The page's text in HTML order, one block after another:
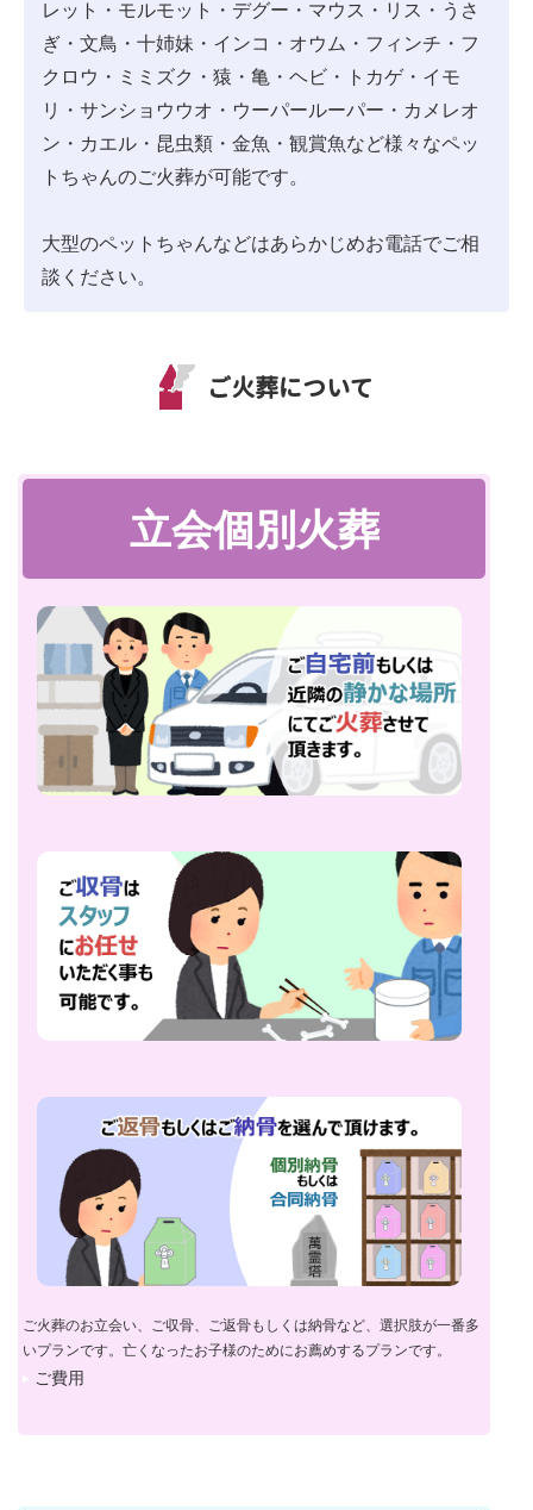
レット・モルモット・デグー・マウス・リス・うさ
ぎ・文鳥・十姉妹・インコ・オウム・フィンチ・フ
クロウ・ミミズク・猿・亀・ヘビ・トカゲ・イモ
リ・サンショウウオ・ウーパールーパー・カメレオ
ン・カエル・昆虫類・金魚・観賞魚など様々なペッ
トちゃんのご火葬が可能です。
大型のペットちゃんなどはあらかじめお電話でご相
談ください。
ご火葬について
立会個別火葬
ご火葬のお立会い、ご収骨、ご返骨もしくは納骨など、選択肢が一番多
いプランです。亡くなったお子様のためにお薦めするプランです。
ご費用